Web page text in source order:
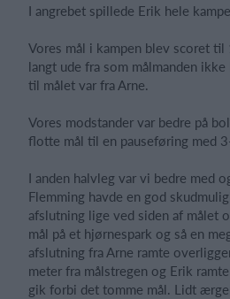
I angrebet spillede Erik hele
Vores mål i kampen blev scoret til
langt ude fra som målmanden
til målet var fra Arne.
Vores modstander var bedre på
flotte mål til en pauseføring med
I anden halvleg var vi bedre med
Flemming havde en god
afslutning lige ved siden af målet
mål på et hjørnespark og så en
afslutning fra Arne ramte
meter fra målstregen og Erik
gik forbi det tomme mål. Lidt